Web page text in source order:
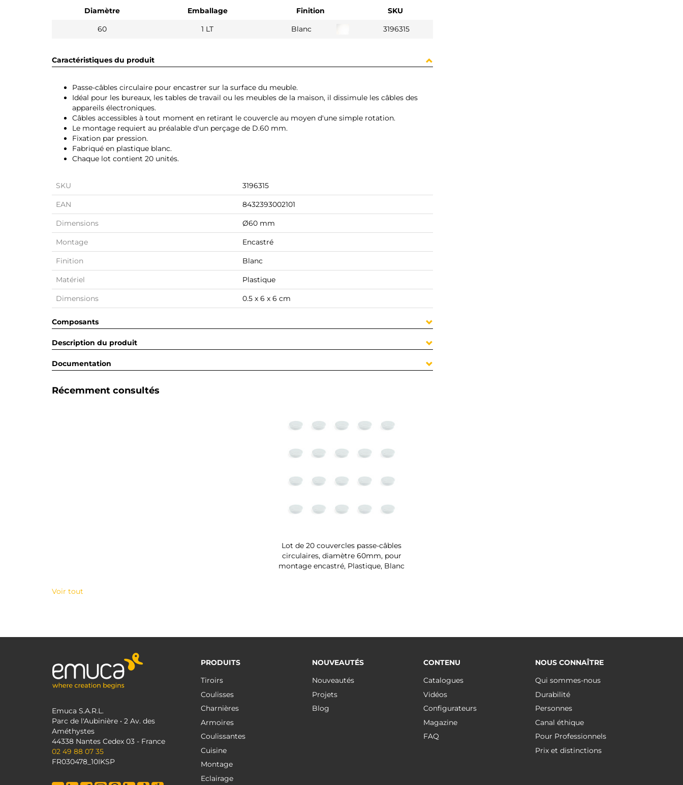
Diamètre Emballage Finition
SKU
60
1 LT Blanc 3196315
Caractéristiques du produit
Passe-câbles circulaire pour encastrer sur la surface du meuble.
Idéal pour les bureaux, les tables de travail ou les meubles de la maison, il dissimule les câbles des
appareils électroniques.
Câbles accessibles à tout moment en retirant le couvercle au moyen d'une simple rotation.
Le montage requiert au préalable d'un perçage de D.60 mm.
Fixation par pression.
Fabriqué en plastique blanc.
Chaque lot contient 20 unités.
SKU 3196315
EAN 8432393002101
Dimensions Ø60 mm
Montage Encastré
Finition Blanc
Matériel Plastique
Dimensions 0.5 x 6 x 6 cm
Composants
Description du produit
Documentation
Récemment consultés
Lot de 20 couvercles passe-câbles
circulaires, diamètre 60mm, pour
montage encastré, Plastique, Blanc
Voir tout
Emuca S.A.R.L.
Parc de l'Aubinière • 2 Av. des
Améthystes
44338 Nantes Cedex 03 - France
02 49 88 07 35
FR030478_10IKSP
PRODUITS
Tiroirs
Coulisses
Charnières
Armoires
Coulissantes
Cuisine
Montage
Eclairage
NOUVEAUTÉS
Nouveautés
Projets
Blog
CONTENU
Catalogues
Vidéos
Configurateurs
Magazine
FAQ
NOUS CONNAÎTRE
Qui sommes-nous
Durabilité
Personnes
Canal éthique
Pour Professionnels
Prix et distinctions